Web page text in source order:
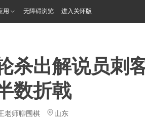
用 无障碍浏览 进入关怀版
杀出解说员刺
数折戟
老师聊围棋 山东